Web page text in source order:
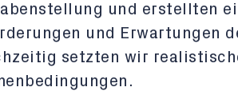
und erstellten
und Erwartungen
setzten wir